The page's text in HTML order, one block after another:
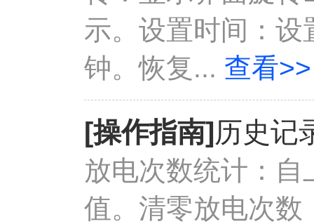
示。设置时间：
钟。恢复... 查看>>
[操作指南]历史记
放电次数统计：
值。清零放电次数